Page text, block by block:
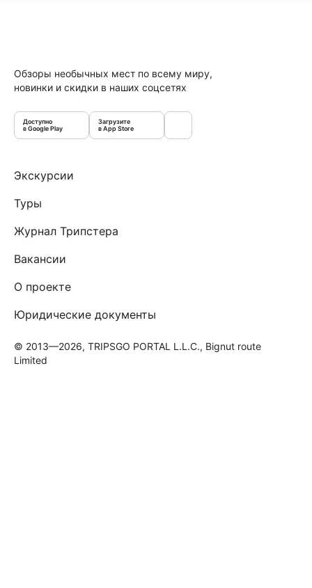
Обзоры необычных мест по всему миру,
новинки и скидки в наших соцсетях
Доступно
в Google Play
Загрузите
в App Store
Экскурсии
Туры
Журнал Трипстера
Вакансии
О проекте
Юридические документы
© 2013—2026, TRIPSGO PORTAL L.L.C., Bignut route
Limited